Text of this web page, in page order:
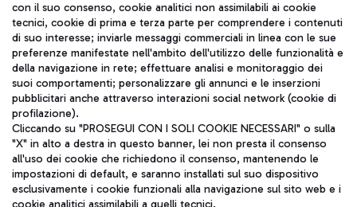
TRAVEL JOURNAL
ITA
Aeroporti di Roma S.p.A. - Società soggetta a direzione e
con il suo consenso, cookie analitici non assimilabili ai cookie
tecnici, cookie di prima e terza parte per comprendere i contenuti
di suo interesse; inviarle messaggi commerciali in linea con le sue
preferenze manifestate nell'ambito dell'utilizzo delle funzionalità e
della navigazione in rete; effettuare analisi e monitoraggio dei
suoi comportamenti; personalizzare gli annunci e le inserzioni
pubblicitari anche attraverso interazioni social network (cookie di
profilazione).
Cliccando su "PROSEGUI CON I SOLI COOKIE NECESSARI" o sulla
"X" in alto a destra in questo banner, lei non presta il consenso
all'uso dei cookie che richiedono il consenso, mantenendo le
impostazioni di default, e saranno installati sul suo dispositivo
esclusivamente i cookie funzionali alla navigazione sul sito web e i
cookie analitici assimilabili a quelli tecnici.